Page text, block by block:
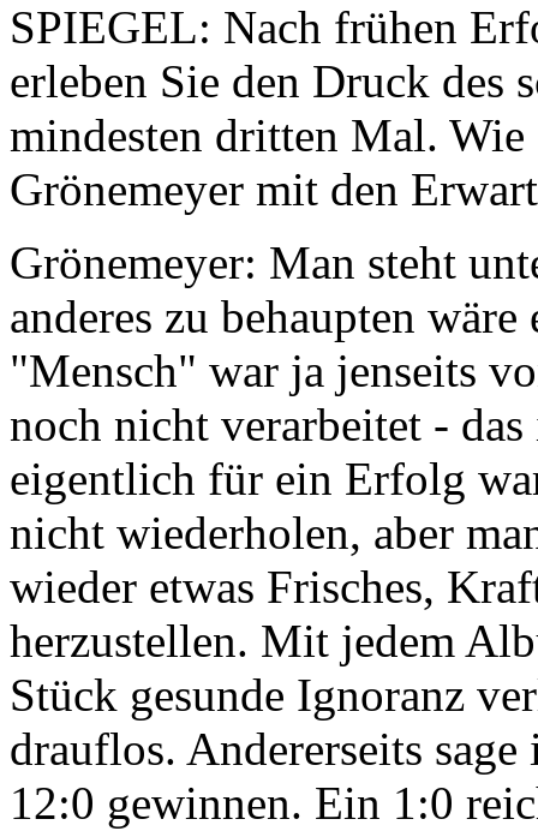
SPIEGEL: Nach frühen
erleben Sie den Druck des
mindesten dritten Mal.
Grönemeyer mit den
Grönemeyer: Man steht
anderes zu behaupten
"Mensch" war ja jenseits
noch nicht verarbeitet -
eigentlich für ein Erfolg
nicht wiederholen, aber
wieder etwas Frisches,
herzustellen. Mit jedem
Stück gesunde Ignoranz
drauflos. Andererseits
12:0 gewinnen. Ein 1:0